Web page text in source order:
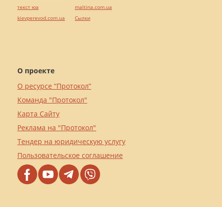
О проекте
О ресурсе “Протокол”
Команда "Протокол"
Карта Сайту
Реклама на "Протокол"
Тендер на юридическую услугу
Пользовательское соглашение
текст юа
kievperevod.com.ua
maltina.com.ua
Cылки